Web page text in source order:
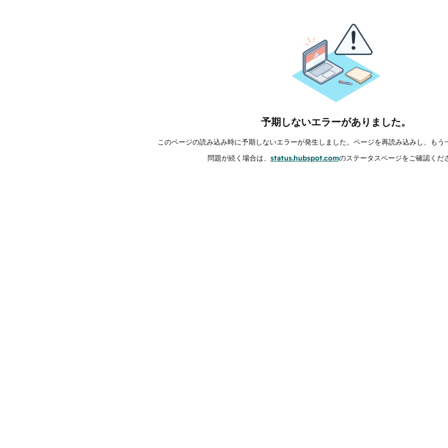
予期しないエラーがありました。
このページの読み込み時に予期しないエラーが発生しました。ページを再読み込みし、もう
問題が続く場合は、 status.hubspot.comのステータスページをご確認くだ